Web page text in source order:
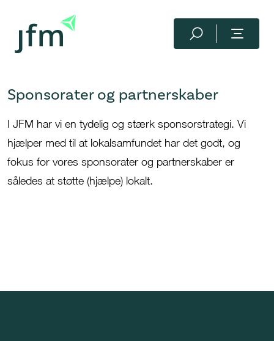
Sponsorater og partnerskaber
I JFM har vi en tydelig og stærk sponsorstrategi. Vi
hjælper med til at lokalsamfundet har det godt, og
fokus for vores sponsorater og partnerskaber er
således at støtte (hjælpe) lokalt.